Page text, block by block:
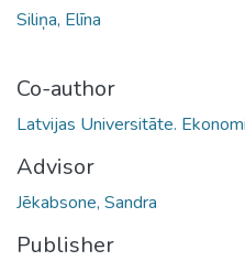
Siliņa, Elīna
Co-author
Latvijas Universitāte.
Advisor
Jēkabsone, Sandra
Publisher